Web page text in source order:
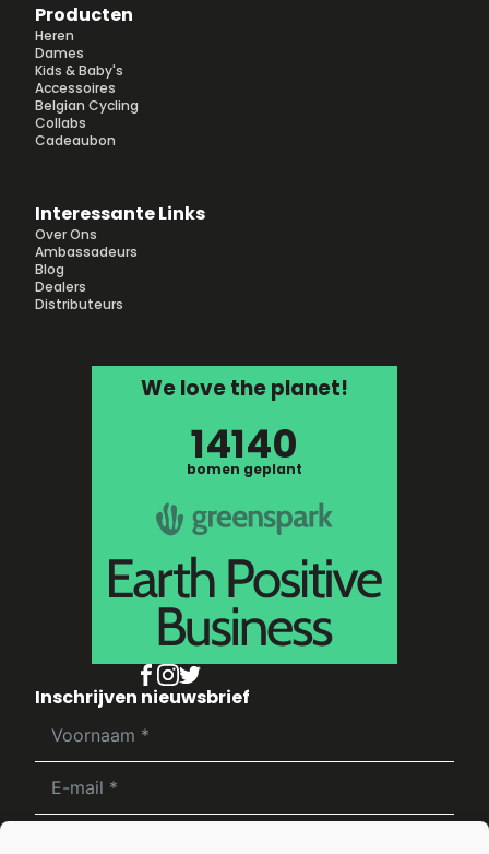
Producten
Heren
Dames
Kids & Baby's
Accessoires
Belgian Cycling
Collabs
Cadeaubon
Interessante Links
Over Ons
Ambassadeurs
Blog
Dealers
Distributeurs
We love the planet!
14140
bomen geplant
Inschrijven nieuwsbrief